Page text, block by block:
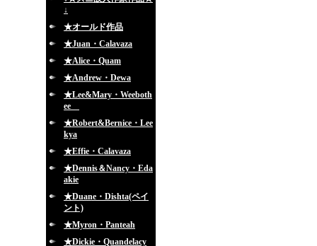
↓
★オールド作品
★Juan・Calavaza
★Alice・Quam
★Andrew・Dewa
★Lee&Mary・Weeboth
ee
★Robert&Bernice・Lee
kya
★Effie・Calavaza
★Dennis＆Nancy・Eda
akie
★Duane・Dishta(ペイ
ント)
★Myron・Panteah
★Dickie・Quandelacy